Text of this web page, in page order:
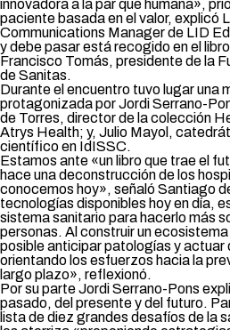
innovadora a la par que humana»,
paciente basada en el valor, explicó
Communications Manager de LID
y debe pasar está recogido en el
Francisco Tomás, presidente de la
de Sanitas.
Durante el encuentro tuvo lugar una
protagonizada por Jordi Serrano-
de Torres, director de la colección
Atrys Health; y, Julio Mayol,
científico en IdISSC.
Estamos ante «un libro que trae el
hace una deconstrucción de los
conocemos hoy», señaló Santiago
tecnologías disponibles hoy en día,
sistema sanitario para hacerlo más
personas. Al construir un
posible anticipar patologías y actuar
orientando los esfuerzos hacia la
largo plazo», reflexionó.
Por su parte Jordi Serrano-Pons
pasado, del presente y del futuro.
lista de diez grandes desafíos de la